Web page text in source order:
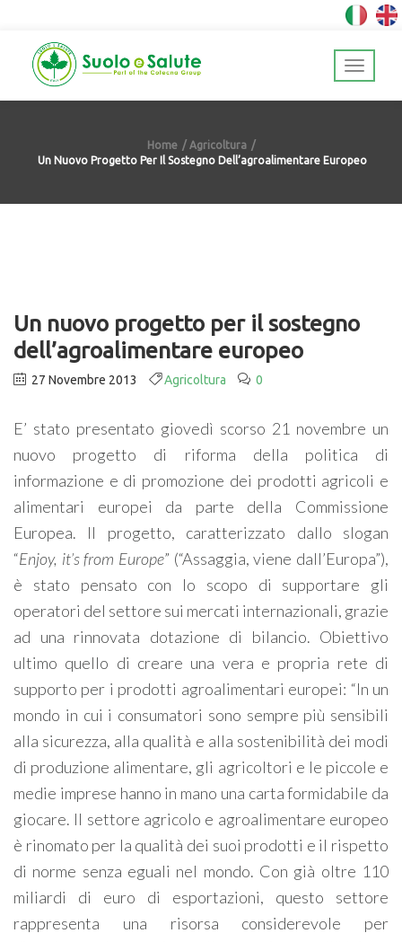
Home
Agricoltura
Un Nuovo Progetto Per Il Sostegno Dell’agroalimentare Europeo
Un nuovo progetto per il sostegno
dell’agroalimentare europeo
27 Novembre 2013 Agricoltura 0
E’ stato presentato giovedì scorso 21 novembre un
nuovo progetto di riforma della politica di
informazione e di promozione dei prodotti agricoli e
alimentari europei da parte della Commissione
Europea. Il progetto, caratterizzato dallo slogan
“Enjoy, it’s from Europe” (“Assaggia, viene dall’Europa”),
è stato pensato con lo scopo di supportare gli
operatori del settore sui mercati internazionali, grazie
ad una rinnovata dotazione di bilancio. Obiettivo
ultimo quello di creare una vera e propria rete di
supporto per i prodotti agroalimentari europei: “In un
mondo in cui i consumatori sono sempre più sensibili
alla sicurezza, alla qualità e alla sostenibilità dei modi
di produzione alimentare, gli agricoltori e le piccole e
medie imprese hanno in mano una carta formidabile da
giocare. Il settore agricolo e agroalimentare europeo
è rinomato per la qualità dei suoi prodotti e il rispetto
di norme senza eguali nel mondo. Con già oltre 110
miliardi di euro di esportazioni, questo settore
rappresenta una risorsa considerevole per